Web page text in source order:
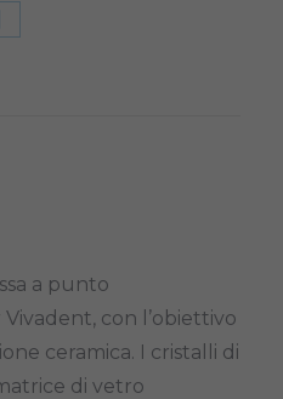
a punto
con l’obiettivo
ceramica. I cristalli di
di vetro